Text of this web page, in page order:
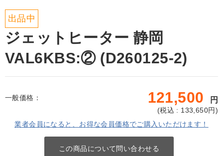
出品中
ジェットヒーター 静岡
VAL6KBS:② (D260125-2)
一般価格： 121,500 円
(税込 : 133,650円)
業者会員になると、お得な会員価格でご購入いただけます！
この商品について問い合わせる